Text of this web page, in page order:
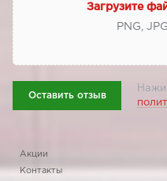
Загрузите
PNG,
Оставить отзыв
Акции
Контакты